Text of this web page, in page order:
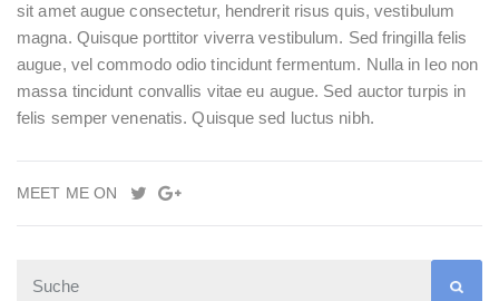
sit amet augue consectetur, hendrerit risus quis, vestibulum
magna. Quisque porttitor viverra vestibulum. Sed fringilla felis
augue, vel commodo odio tincidunt fermentum. Nulla in leo non
massa tincidunt convallis vitae eu augue. Sed auctor turpis in
felis semper venenatis. Quisque sed luctus nibh.
MEET ME ON